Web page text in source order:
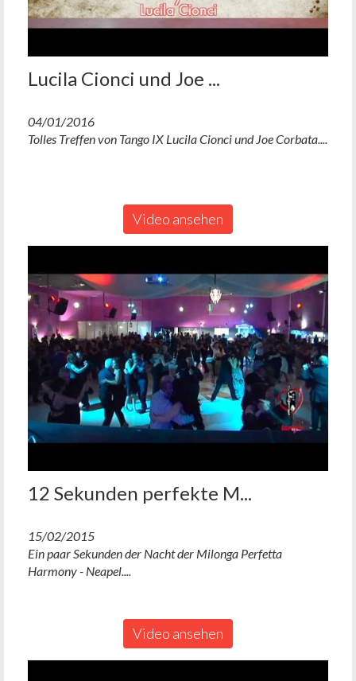
Lucila Cionci und Joe ...
04/01/2016
Tolles Treffen von Tango IX Lucila Cionci und Joe Corbata....
Video ansehen
12 Sekunden perfekte M...
15/02/2015
Ein paar Sekunden der Nacht der Milonga Perfetta
Harmony - Neapel....
Video ansehen